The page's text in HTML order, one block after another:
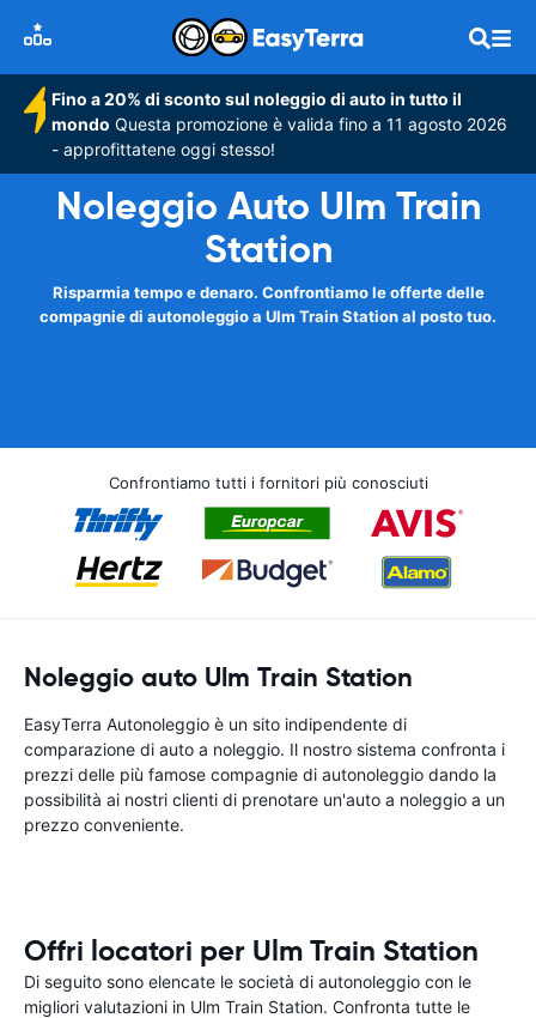
Fino a 20% di sconto sul noleggio di auto in tutto il
mondo Questa promozione è valida fino a 11 agosto 2026
- approfittatene oggi stesso!
Noleggio Auto Ulm Train
Station
Risparmia tempo e denaro. Confrontiamo le offerte delle
compagnie di autonoleggio a Ulm Train Station al posto tuo.
Confrontiamo tutti i fornitori più conosciuti
Noleggio auto Ulm Train Station
EasyTerra Autonoleggio è un sito indipendente di
comparazione di auto a noleggio. Il nostro sistema confronta i
prezzi delle più famose compagnie di autonoleggio dando la
possibilità ai nostri clienti di prenotare un'auto a noleggio a un
prezzo conveniente.
Offri locatori per Ulm Train Station
Di seguito sono elencate le società di autonoleggio con le
migliori valutazioni in Ulm Train Station. Confronta tutte le